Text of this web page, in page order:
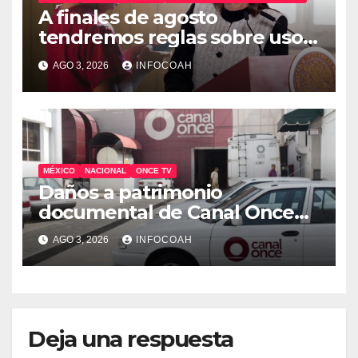
A finales de agosto
tendremos reglas sobre uso
de celulares y redes sociales
en escuelas
AGO 3, 2026 INFOCOAH
MÉXICO NACIONAL ONCE TV
Daños a patrimonio
documental de Canal Once
tras ocupación de
instalaciones
AGO 3, 2026 INFOCOAH
Deja una respuesta